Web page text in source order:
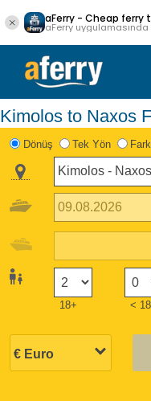
aFerry - Cheap ferry
aFerry uygulamasında
Kimolos to Naxos
Dönüş Tek Yön
18+ < 18